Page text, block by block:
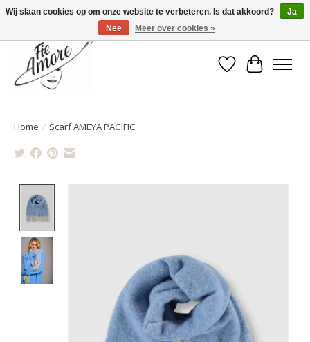
Verlanglijst
Home / Scarf AMEYA PACIFIC
Wij slaan cookies op om onze website te verbeteren. Is dat akkoord?
Ja
Nee
Meer over cookies »